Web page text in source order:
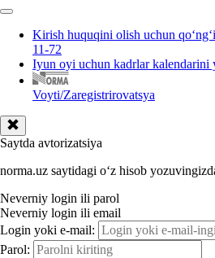
Kirish huquqini olish uchun
11-72
Iyun oyi uchun kadrlar kalendarini
Voyti/Zaregistrirovatsya
Saytda avtorizatsiya
norma.uz saytidagi oʻz hisob
Neverniy login ili parol
Neverniy login ili email
Login yoki e-mail:
Parol: